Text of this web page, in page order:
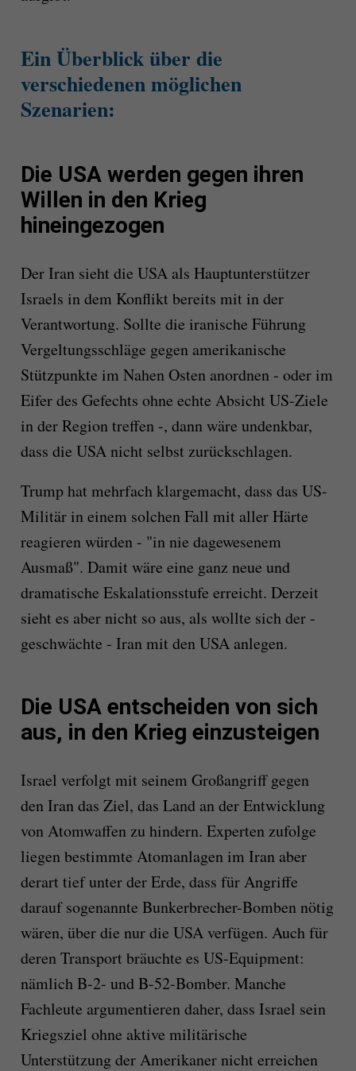
Ein Überblick über die
verschiedenen möglichen
Szenarien:
Die USA werden gegen ihren
Willen in den Krieg
hineingezogen
Der Iran sieht die USA als Hauptunterstützer
Israels in dem Konflikt bereits mit in der
Verantwortung. Sollte die iranische Führung
Vergeltungsschläge gegen amerikanische
Stützpunkte im Nahen Osten anordnen - oder im
Eifer des Gefechts ohne echte Absicht US-Ziele
in der Region treffen -, dann wäre undenkbar,
dass die USA nicht selbst zurückschlagen.
Trump hat mehrfach klargemacht, dass das US-
Militär in einem solchen Fall mit aller Härte
reagieren würden - "in nie dagewesenem
Ausmaß". Damit wäre eine ganz neue und
dramatische Eskalationsstufe erreicht. Derzeit
sieht es aber nicht so aus, als wollte sich der -
geschwächte - Iran mit den USA anlegen.
Die USA entscheiden von sich
aus, in den Krieg einzusteigen
Israel verfolgt mit seinem Großangriff gegen
den Iran das Ziel, das Land an der Entwicklung
von Atomwaffen zu hindern. Experten zufolge
liegen bestimmte Atomanlagen im Iran aber
derart tief unter der Erde, dass für Angriffe
darauf sogenannte Bunkerbrecher-Bomben nötig
wären, über die nur die USA verfügen. Auch für
deren Transport bräuchte es US-Equipment:
nämlich B-2- und B-52-Bomber. Manche
Fachleute argumentieren daher, dass Israel sein
Kriegsziel ohne aktive militärische
Unterstützung der Amerikaner nicht erreichen